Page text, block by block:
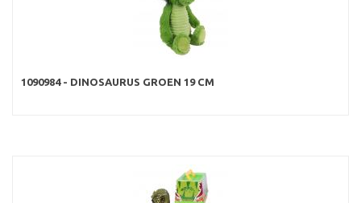
1090984 - DINOSAURUS GROEN 19 CM